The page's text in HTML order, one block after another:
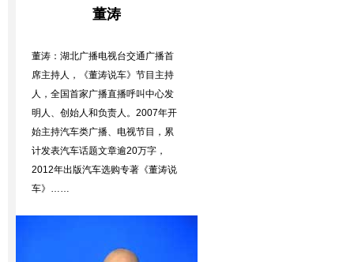
董涛
董涛：湖北广播电视台交通广播首
席主持人，《董涛说车》节目主持
人，全国首家广播直播呼叫中心发
明人、创始人和负责人。2007年开
始主持汽车类广播、电视节目，累
计发表汽车话题文章逾20万字，
2012年出版汽车选购专著《董涛说
车》……